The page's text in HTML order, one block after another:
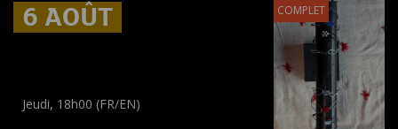
6 AOÛT
6 AOÛT
6 AOÛT COMPLET
Jeudi, 18h00 (FR/EN)